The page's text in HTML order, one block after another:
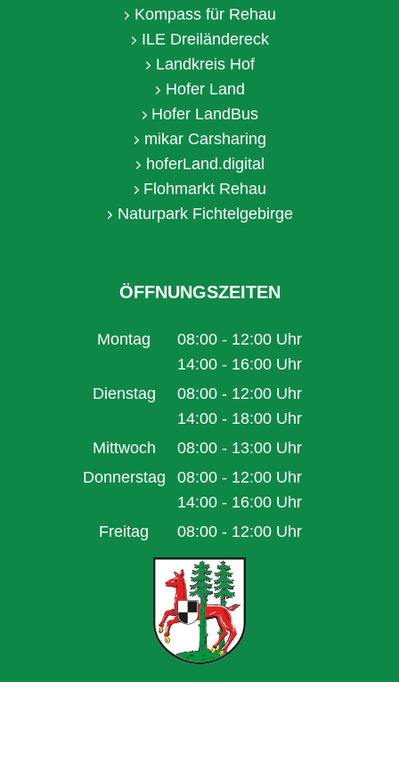
Kompass für Rehau
ILE Dreiländereck
Landkreis Hof
Hofer Land
Hofer LandBus
mikar Carsharing
hoferLand.digital
Flohmarkt Rehau
Naturpark Fichtelgebirge
ÖFFNUNGSZEITEN
Montag 08:00 - 12:00 Uhr
Von 08:00 bis 12:00 Uhr
14:00 - 16:00 Uhr
Von 14:00 bis 16:00 Uhr
Dienstag 08:00 - 12:00 Uhr
Von 08:00 bis 12:00 Uhr
14:00 - 18:00 Uhr
Von 14:00 bis 18:00 Uhr
Mittwoch 08:00 - 13:00 Uhr
Von 08:00 bis 13:00 Uhr
Donnerstag 08:00 - 12:00 Uhr
Von 08:00 bis 12:00 Uhr
14:00 - 16:00 Uhr
Von 14:00 bis 16:00 Uhr
Freitag 08:00 - 12:00 Uhr
Von 08:00 bis 12:00 Uhr